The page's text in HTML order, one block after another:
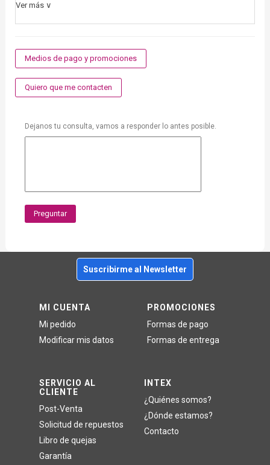
Ver más ∨
Medios de pago y promociones
Quiero que me contacten
Dejanos tu consulta, vamos a responder lo antes posible.
Preguntar
Suscribirme al Newsletter
MI CUENTA
Mi pedido
Modificar mis datos
SERVICIO AL
CLIENTE
Post-Venta
Solicitud de repuestos
Libro de quejas
Garantía
PROMOCIONES
Formas de pago
Formas de entrega
INTEX
¿Quiénes somos?
¿Dónde estamos?
Contacto